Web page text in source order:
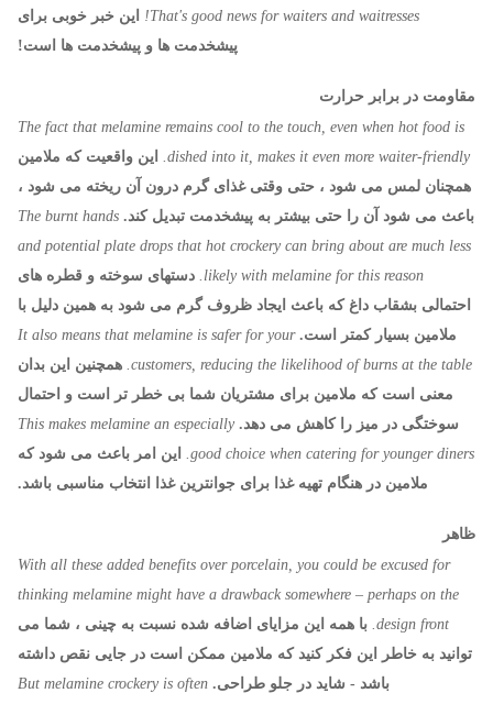
That's good news for waiters and waitresses!
این خبر خوبی برای
پیشخدمت ها و پیشخدمت ها است!
مقاومت در برابر حرارت
The fact that melamine remains cool to the touch, even when hot food is
dished into it, makes it even more waiter-friendly.
این واقعیت که ملامین
همچنان لمس می شود ، حتی وقتی غذای گرم درون آن ریخته می شود ،
باعث می شود آن را حتی بیشتر به پیشخدمت تبدیل کند. The burnt hands
and potential plate drops that hot crockery can bring about are much less
likely with melamine for this reason. دستهای سوخته و قطره های
احتمالی بشقاب داغ که باعث ایجاد ظروف گرم می شود به همین دلیل با
ملامین بسیار کمتر است. It also means that melamine is safer for your
customers, reducing the likelihood of burns at the table. همچنین این بدان
معنی است که ملامین برای مشتریان شما بی خطر تر است و احتمال
سوختگی در میز را کاهش می دهد. This makes melamine an especially
good choice when catering for younger diners.
این امر باعث می شود که
ملامین در هنگام تهیه غذا برای جوانترین غذا انتخاب مناسبی باشد.
ظاهر
With all these added benefits over porcelain, you could be excused for
thinking melamine might have a drawback somewhere – perhaps on the
design front. با همه این مزایای اضافه شده نسبت به چینی ، شما می
توانید به خاطر این فکر کنید که ملامین ممکن است در جایی نقص داشته
باشد - شاید در جلو طراحی. But melamine crockery is often